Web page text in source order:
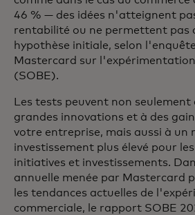
46 % — des idées n'atteignent
rentabilité ou ne permettent pas
hypothèse initiale, selon
Mastercard sur
(SOBE).
Les tests peuvent non seulement
grandes innovations et à des
votre entreprise, mais aussi à un
investissement plus élevé pour
initiatives et investissements.
annuelle menée par Mastercard
les tendances actuelles de
commerciale, le rapport SOBE